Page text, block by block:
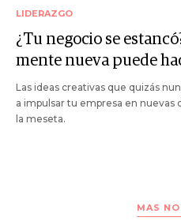
LIDERAZGO
¿Tu negocio se
mente nueva puede
Las ideas creativas que quizás
a impulsar tu empresa en nuevas
la meseta.
MAS